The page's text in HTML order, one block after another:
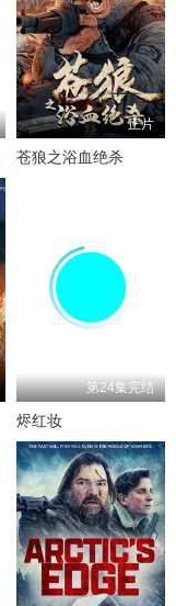
正片
苍狼之浴血绝杀
第24集完结
烬红妆